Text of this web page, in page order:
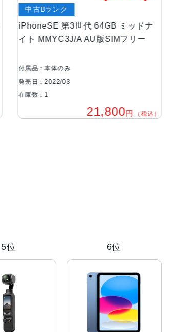
iPhoneSE 第3世代 64GB ミッドナ
イト MMYC3J/A AU版SIMフリー
中古Bランク
付属品：本体のみ
発売日：2022/03
在庫数：1
21,800円 （税込）
5位 6位